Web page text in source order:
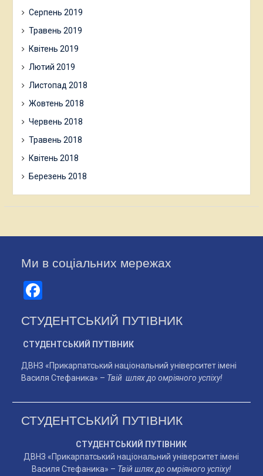
Серпень 2019
Травень 2019
Квітень 2019
Лютий 2019
Листопад 2018
Жовтень 2018
Червень 2018
Травень 2018
Квітень 2018
Березень 2018
Ми в соціальних мережах
СТУДЕНТСЬКИЙ ПУТІВНИК
СТУДЕНТСЬКИЙ ПУТІВНИК
ДВНЗ «Прикарпатський національний університет імені
Василя Стефаника» – Твій шлях до омріяного успіху!
СТУДЕНТСЬКИЙ ПУТІВНИК
СТУДЕНТСЬКИЙ ПУТІВНИК
ДВНЗ «Прикарпатський національний університет імені
Василя Стефаника» – Твій шлях до омріяного успіху!